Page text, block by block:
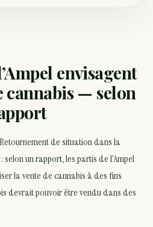
envisagent
cannabis — selon
de situation dans la
selon unrapport, les partis de l’Ampel
la vente de cannabis à des fins
devrait pouvoir être vendu dans des